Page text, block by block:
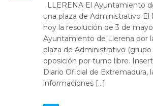
LLERENA El Ayuntamiento
una plaza de Administrativo El
hoy la resolución de 3 de
Ayuntamiento de Llerena por
plaza de Administrativo (grupo
oposición por turno libre.
Diario Oficial de Extremadura,
informaciones […]